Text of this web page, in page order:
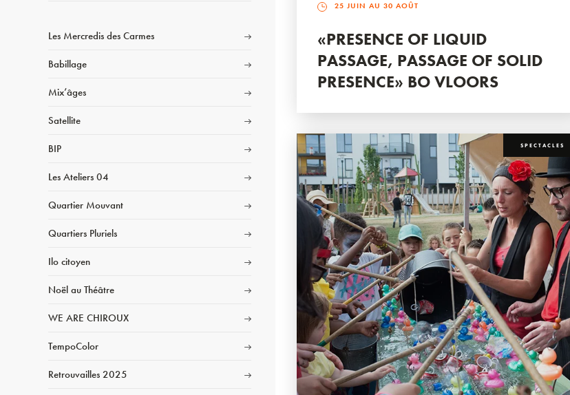
Les Mercredis des Carmes
Babillage
Mix’âges
Satellite
BIP
Les Ateliers 04
Quartier Mouvant
Quartiers Pluriels
Ilo citoyen
Noël au Théâtre
WE ARE CHIROUX
TempoColor
Retrouvailles 2025
25 JUIN AU 30 AOÛT
«PRESENCE OF LIQUID
PASSAGE, PASSAGE OF SOLID
PRESENCE» BO VLOORS
SPECTACLES